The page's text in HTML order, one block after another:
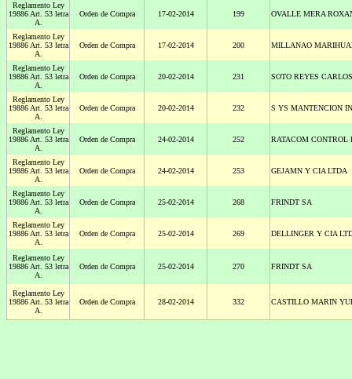
Reglamento Ley
19886 Art. 53 letra
A.
Orden de Compra 17-02-2014 199 OVALLE MERA
Reglamento Ley
19886 Art. 53 letra
A.
Orden de Compra 17-02-2014 200 MILLANAO
Reglamento Ley
19886 Art. 53 letra
A.
Orden de Compra 20-02-2014 231 SOTO REYES CARLOS
Reglamento Ley
19886 Art. 53 letra
A.
Orden de Compra 20-02-2014 232 S YS MANTENCION
Reglamento Ley
19886 Art. 53 letra
A.
Orden de Compra 24-02-2014 252 RATACOM CONTROL
Reglamento Ley
19886 Art. 53 letra
A.
Orden de Compra 24-02-2014 253 GEJAMN Y CIA LTDA
Reglamento Ley
19886 Art. 53 letra
A.
Orden de Compra 25-02-2014 268 FRINDT SA
Reglamento Ley
19886 Art. 53 letra
A.
Orden de Compra 25-02-2014 269 DELLINGER Y CIA
Reglamento Ley
19886 Art. 53 letra
A.
Orden de Compra 25-02-2014 270 FRINDT SA
Reglamento Ley
19886 Art. 53 letra
A.
Orden de Compra 28-02-2014 332 CASTILLO MARIN